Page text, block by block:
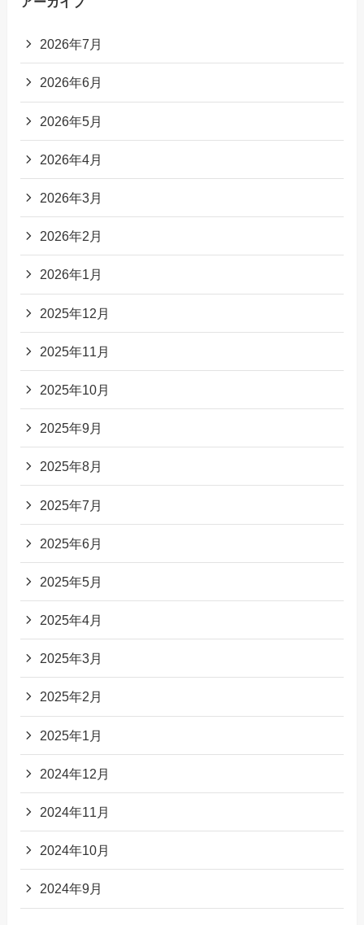
2026年7月
2026年6月
2026年5月
2026年4月
2026年3月
2026年2月
2026年1月
2025年12月
2025年11月
2025年10月
2025年9月
2025年8月
2025年7月
2025年6月
2025年5月
2025年4月
2025年3月
2025年2月
2025年1月
2024年12月
2024年11月
2024年10月
2024年9月